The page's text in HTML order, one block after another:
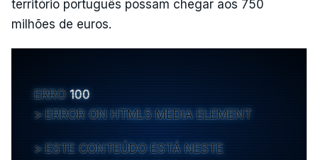
território português possam chegar aos 750
milhões de euros.
ERRO 100
ERROR ON HTML5 MEDIA ELEMENT
ESTE CONTEÚDO ESTÁ NESTE